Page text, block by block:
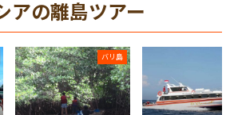
アの離島ツアー
バリ島